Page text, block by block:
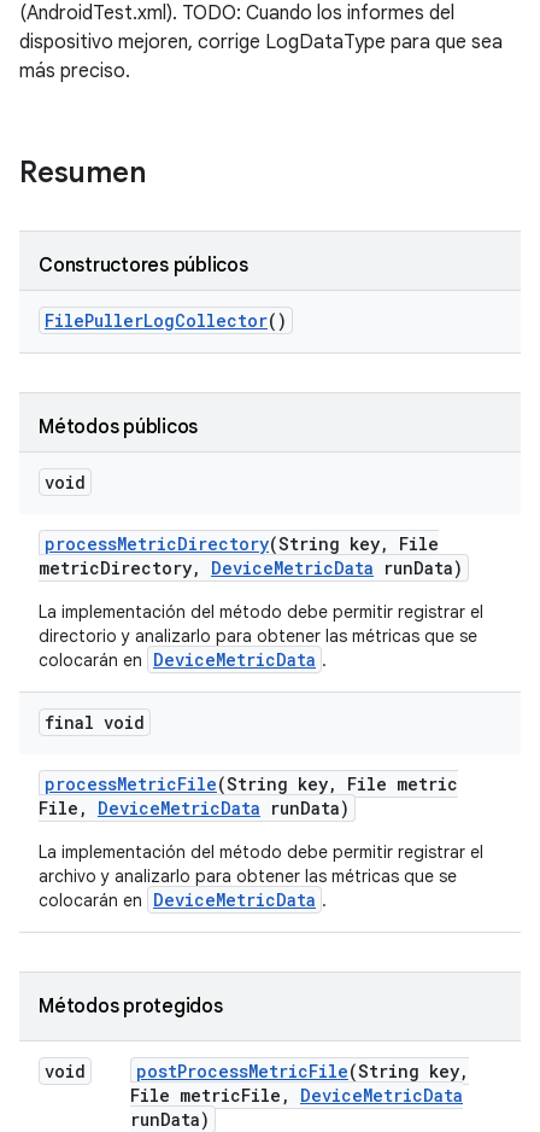
(AndroidTest.xml). TODO: Cuando los informes del
dispositivo mejoren, corrige LogDataType para que sea
más preciso.
Resumen
Constructores públicos
FilePullerLogCollector()
Métodos públicos
void
processMetricDirectory(String key,
File
metricDirectory, DeviceMetricData runData)
La implementación del método debe permitir registrar el
directorio y analizarlo para obtener las métricas que se
colocarán en
DeviceMetricData .
final void
processMetricFile(String key,
File metric
File , DeviceMetricData runData)
La implementación del método debe permitir registrar el
archivo y analizarlo para obtener las métricas que se
colocarán en
DeviceMetricData .
Métodos protegidos
void postProcessMetricFile(String key,
File metricFile , DeviceMetricData
runData)